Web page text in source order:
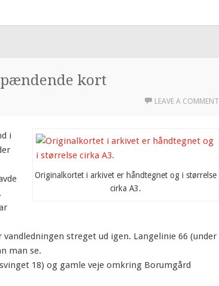
kort
LEAVE A COMMENT
Originalkortet i arkivet er håndtegnet og i størrelse
cirka A3.
i
streget ud igen. Langelinie 66 (under
man se.
18) og gamle veje omkring Borumgård